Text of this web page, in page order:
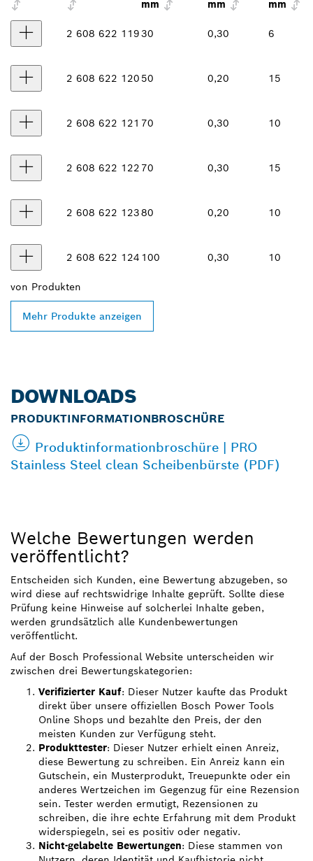
mm mm mm
2 608 622 11930 0,30 6
2 608 622 120 50 0,20 15
2 608 622 121 70 0,30 10
2 608 622 122 70 0,30 15
2 608 622 12380 0,20 10
2 608 622 124 100 0,30 10
von Produkten
Mehr Produkte anzeigen
DOWNLOADS
PRODUKTINFORMATIONBROSCHÜRE
Produktinformationbroschüre | PRO
Stainless Steel clean Scheibenbürste (PDF)
Welche Bewertungen werden
veröffentlicht?
Entscheiden sich Kunden, eine Bewertung abzugeben, so
wird diese auf rechtswidrige Inhalte geprüft. Sollte diese
Prüfung keine Hinweise auf solcherlei Inhalte geben,
werden grundsätzlich alle Kundenbewertungen
veröffentlicht.
Auf der Bosch Professional Website unterscheiden wir
zwischen drei Bewertungskategorien:
Verifizierter Kauf: Dieser Nutzer kaufte das Produkt
direkt über unsere offiziellen Bosch Power Tools
Online Shops und bezahlte den Preis, der den
meisten Kunden zur Verfügung steht.
Produkttester: Dieser Nutzer erhielt einen Anreiz,
diese Bewertung zu schreiben. Ein Anreiz kann ein
Gutschein, ein Musterprodukt, Treuepunkte oder ein
anderes Wertzeichen im Gegenzug für eine Rezension
sein. Tester werden ermutigt, Rezensionen zu
schreiben, die ihre echte Erfahrung mit dem Produkt
widerspiegeln, sei es positiv oder negativ.
Nicht-gelabelte Bewertungen: Diese stammen von